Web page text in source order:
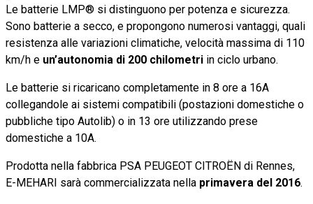
Le batterie LMP® si distinguono per potenza e sicurezza.
Sono batterie a secco, e propongono numerosi vantaggi, quali
resistenza alle variazioni climatiche, velocità massima di 110
km/h e un’autonomia di 200 chilometri in ciclo urbano.
Le batterie si ricaricano completamente in 8 ore a 16A
collegandole ai sistemi compatibili (postazioni domestiche o
pubbliche tipo Autolib) o in 13 ore utilizzando prese
domestiche a 10A.
Prodotta nella fabbrica PSA PEUGEOT CITROËN di Rennes,
E-MEHARI sarà commercializzata nella primavera del 2016.